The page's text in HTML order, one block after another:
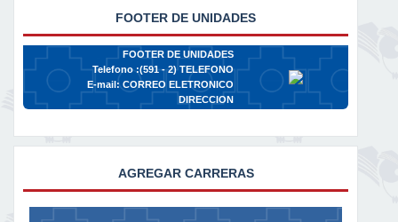
FOOTER DE UNIDADES
FOOTER DE UNIDADES
Telefono :(591 - 2)TELEFONO
E-mail:CORREO ELETRONICO
DIRECCION
AGREGAR CARRERAS